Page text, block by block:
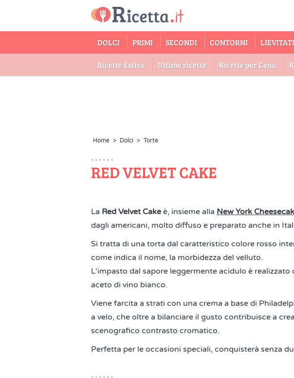
DOLCI PRIMI SECONDI CONTORNI LIEVITATI
Ricette Estive Ultime ricette Ricette per Cena
Home > Dolci > Torte
RED VELVET CAKE
La Red Velvet Cake è, insieme alla New York
dagli americani, molto diffuso e preparato anche in
Si tratta di una torta dal caratteristico colore rosso
come indica il nome, la morbidezza del velluto.
L'impasto dal sapore leggermente acidulo è realizzato
aceto di vino bianco.
Viene farcita a strati con una crema a base di
a velo, che oltre a bilanciare il gusto contribuisce a
scenografico contrasto cromatico.
Perfetta per le occasioni speciali, conquisterà senza